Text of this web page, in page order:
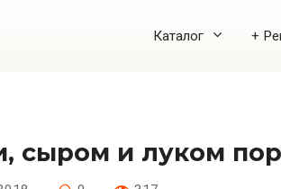
Каталог +
сыром и луком